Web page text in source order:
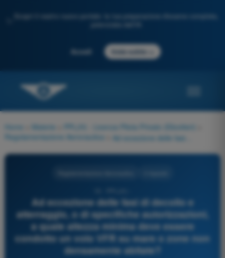
Scopri il nostro nuovo portale: la tua preparazione d'esame completa,
Accedi Inizia subito
Home Materie PPL(H) - Licenza Pilota Privato (Elicotteri)
Regolamentazione Aeronautica
Ad eccezione delle fasi di decollo e
atterraggio, o di specifiche autorizzazioni,
a quale altezza minima deve essere
condotto un volo VFR su mare o zone non
densamente abitate?